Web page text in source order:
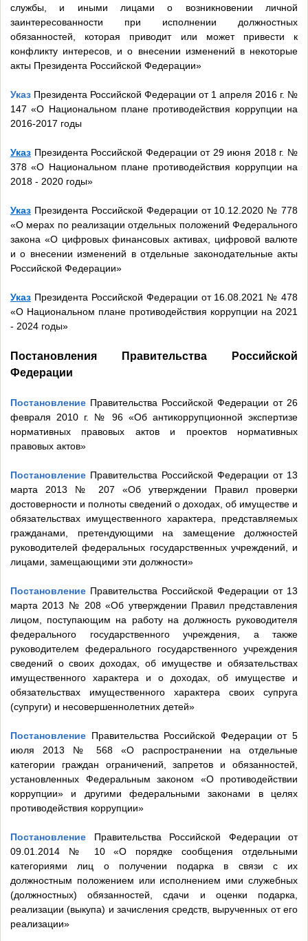
службы, и иными лицами о возникновении личной
заинтересованности при исполнении должностных
обязанностей, которая приводит или может привести к
конфликту интересов, и о внесении изменений в некоторые
акты Президента Российской Федерации»
Указ Президента Российской Федерации от 1 апреля 2016 г. №
147 «О Национальном плане противодействия коррупции на
2016-2017 годы
Указ Президента Российской Федерации от 29 июня 2018 г. №
378 «О Национальном плане противодействия коррупции на
2018 - 2020 годы»
Указ Президента Российской Федерации от 10.12.2020 № 778
«О мерах по реализации отдельных положений Федерального
закона «О цифровых финансовых активах, цифровой валюте
и о внесении изменений в отдельные законодательные акты
Российской Федерации»
Указ Президента Российской Федерации от 16.08.2021 № 478
«О Национальном плане противодействия коррупции на 2021
- 2024 годы»
Постановления Правительства Российской
Федерации
Постановление Правительства Российской Федерации от 26
февраля 2010 г. № 96 «Об антикоррупционной экспертизе
нормативных правовых актов и проектов нормативных
правовых актов»
Постановление Правительства Российской Федерации от 13
марта 2013 № 207 «Об утверждении Правил проверки
достоверности и полноты сведений о доходах, об имуществе и
обязательствах имущественного характера, представляемых
гражданами, претендующими на замещение должностей
руководителей федеральных государственных учреждений, и
лицами, замещающими эти должности»
Постановление Правительства Российской Федерации от 13
марта 2013 № 208 «Об утверждении Правил представления
лицом, поступающим на работу на должность руководителя
федерального государственного учреждения, а также
руководителем федерального государственного учреждения
сведений о своих доходах, об имуществе и обязательствах
имущественного характера и о доходах, об имуществе и
обязательствах имущественного характера своих супруга
(супруги) и несовершеннолетних детей»
Постановление Правительства Российской Федерации от 5
июля 2013 № 568 «О распространении на отдельные
категории граждан ограничений, запретов и обязанностей,
установленных Федеральным законом «О противодействии
коррупции» и другими федеральными законами в целях
противодействия коррупции»
Постановление Правительства Российской Федерации от
09.01.2014 № 10 «О порядке сообщения отдельными
категориями лиц о получении подарка в связи с их
должностным положением или исполнением ими служебных
(должностных) обязанностей, сдачи и оценки подарка,
реализации (выкупа) и зачисления средств, вырученных от его
реализации»